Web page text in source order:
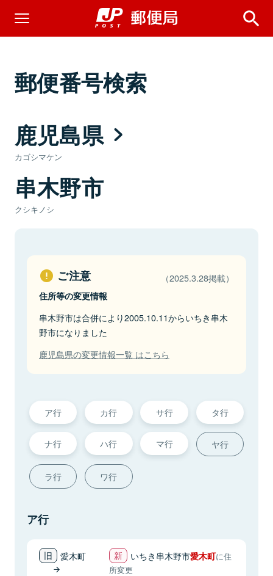
郵便番号検索
鹿児島県
カゴシマケン
串木野市
クシキノシ
ご注意 （2025.3.28掲載）
住所等の変更情報
串木野市は合併により2005.10.11からいちき串木
野市になりました
鹿児島県の変更情報一覧 はこちら
ア行 カ行 サ行 タ行
ナ行 ハ行 マ行 ヤ行
ラ行 ワ行
ア行
愛木町 いちき串木野市愛木町に住
所変更